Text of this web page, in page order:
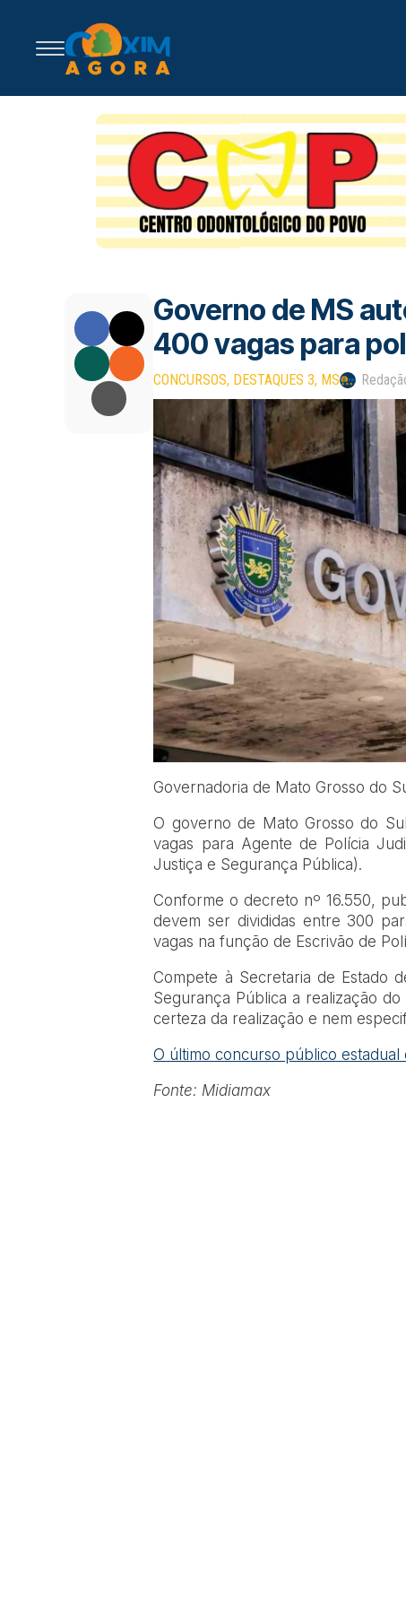
Governo de MS
400 vagas para
CONCURSOS DESTAQUES 3 MS
Governadoria de Mato Grosso do
O governo de Mato Grosso do
vagas para Agente de Polícia
Justiça e Segurança Pública).
Conforme o decreto nº 16.550,
devem ser divididas entre 300
vagas na função de Escrivão de
Compete à Secretaria de Estado
Segurança Pública a realização
certeza da realização e nem
O último concurso público
Fonte: Midiamax